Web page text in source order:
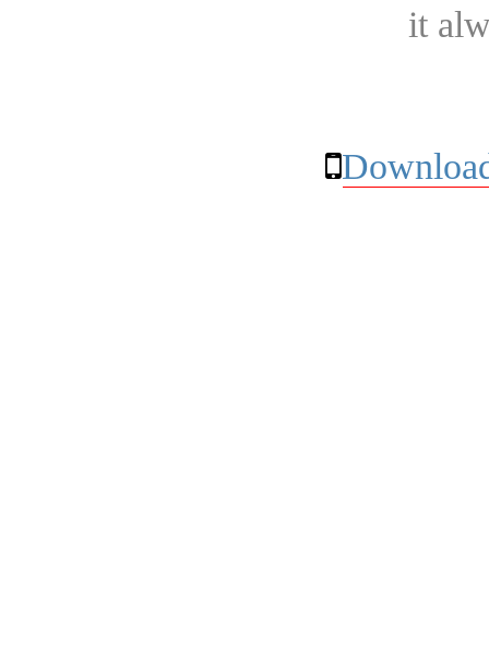
it